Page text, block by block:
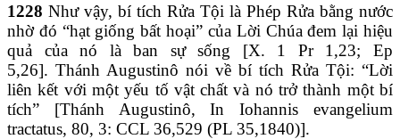
1228 Như vậy, bí tích Rửa Tội là Phép Rửa bằng nước
nhờ đó “hạt giống bất hoại” của Lời Chúa đem lại hiệu
quả của nó là ban sự sống [X. 1 Pr 1,23; Ep
5,26]. Thánh Augustinô nói về bí tích Rửa Tội: “Lời
liên kết với một yếu tố vật chất và nó trở thành một bí
tích” [Thánh Augustinô, In Iohannis evangelium
tractatus, 80, 3: CCL 36,529 (PL 35,1840)].